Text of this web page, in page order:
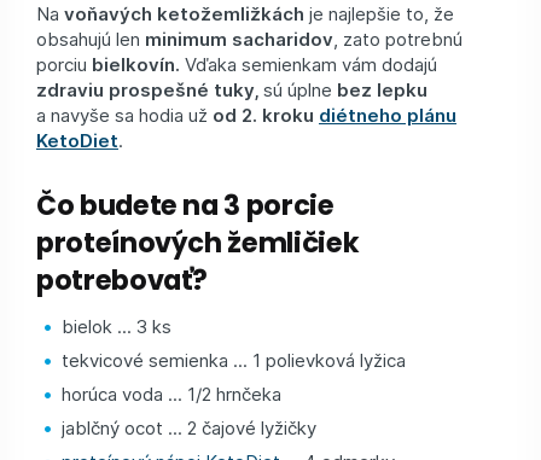
Na voňavých ketožemližkách je najlepšie to, že
obsahujú len minimum sacharidov, zato potrebnú
porciu bielkovín. Vďaka semienkam vám dodajú
zdraviu prospešné tuky, sú úplne bez lepku
a navyše sa hodia už od 2. kroku diétneho plánu
KetoDiet.
Čo budete na 3 porcie
proteínových žemličiek
potrebovať?
bielok ... 3 ks
tekvicové semienka ... 1 polievková lyžica
horúca voda ... 1/2 hrnčeka
jablčný ocot ... 2 čajové lyžičky